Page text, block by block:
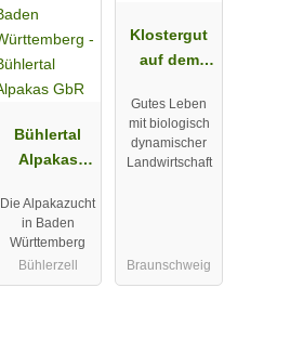
Bühlertal
Alpakas
Die Alpakazucht
in Baden
Württemberg
Bühlerzell
Klostergut
auf dem
t
Gutes Leben
mit biologisch
dynamischer
Landwirtschaft
Braunschweig